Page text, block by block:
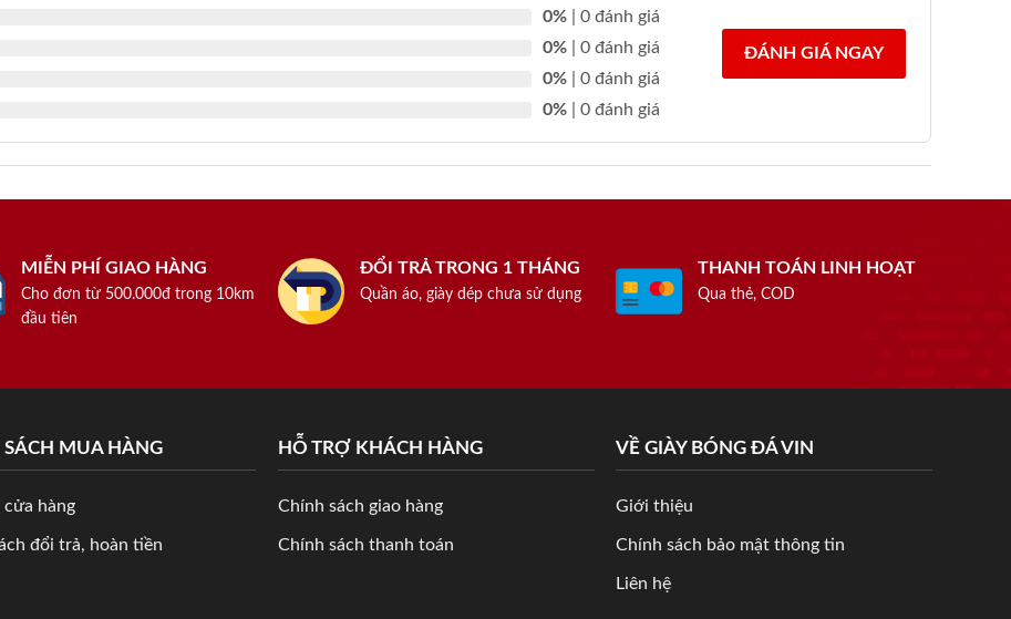
0% | 0 đánh giá
0% | 0 đánh giá
0% | 0 đánh giá
0% | 0 đánh giá
ĐÁNH GIÁ NGAY
MIỄN PHÍ GIAO HÀNG
Cho đơn từ 500.000đ trong 10km
đầu tiên
ĐỔI TRẢ TRONG 1 THÁNG
Quần áo, giày dép chưa sử dụng
THANH TOÁN LINH HOẠT
Qua thẻ, COD
MUA HÀNG
cửa hàng
đổi trả, hoàn tiền
HỖ TRỢ KHÁCH HÀNG
Chính sách giao hàng
Chính sách thanh toán
VỀ GIÀY BÓNG ĐÁ VIN
Giới thiệu
Chính sách bảo mật thông tin
Liên hệ